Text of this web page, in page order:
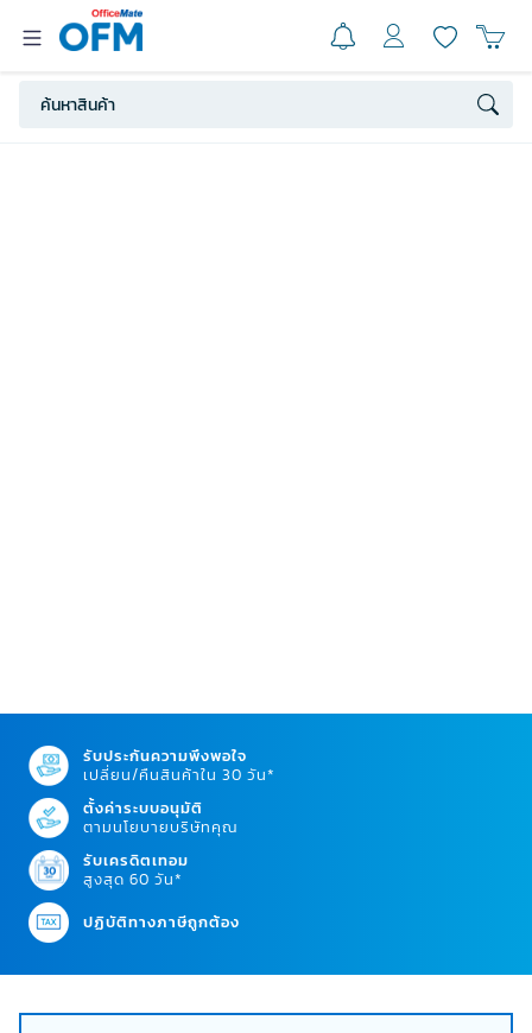
รับประกันความพึงพอใจ
เปลี่ยน/คืนสินค้าใน 30 วัน*
ตั้งค่าระบบอนุมัติ
ตามนโยบายบริษัทคุณ
รับเครดิตเทอม
สูงสุด 60 วัน*
ปฏิบัติทางภาษีถูกต้อง